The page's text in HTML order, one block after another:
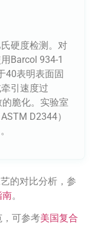
硬度检测。对
Barcol 934-1
40表明表面固
引速度过
脆化。实验室
D2344）
的对比分析，参
南。
可参考美国复合